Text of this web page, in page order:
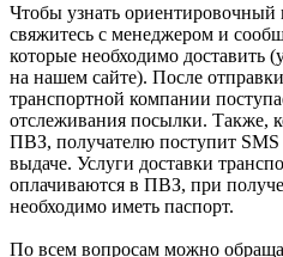
Чтобы узнать ориентировочный
свяжитесь с менеджером и
которые необходимо доставить
на нашем сайте). После
транспортной компании
отслеживания посылки. Также,
ПВЗ, получателю поступит SMS
выдаче. Услуги доставки
оплачиваются в ПВЗ, при
необходимо иметь паспорт.
По всем вопросам можно